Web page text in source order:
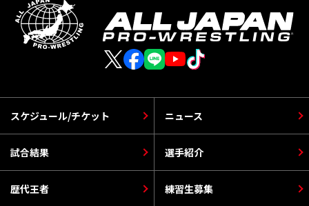
スケジュール/チケット
選手紹介
ニュース
歴代王者
試合結果
練習生募集